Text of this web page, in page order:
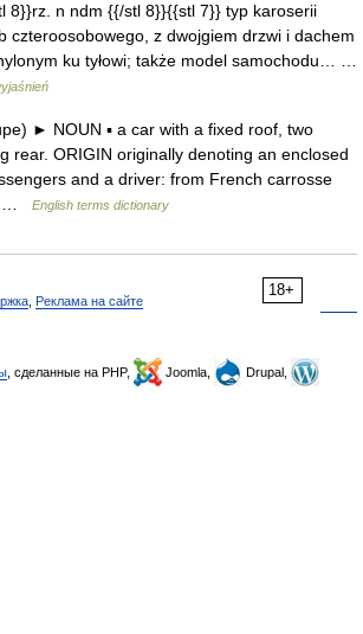
8}}rz. n ndm {{/stl 8}}{{stl 7}} typ karoserii
czteroosobowego, z dwojgiem drzwi i dachem
ku tyłowi; także model samochodu… …
► NOUN ▪ a car with a fixed roof, two
rear. ORIGIN originally denoting an enclosed
and a driver: from French carrosse
…
English terms dictionary
18+
Реклама на сайте
, сделанные на PHP, Joomla,
Drupal,